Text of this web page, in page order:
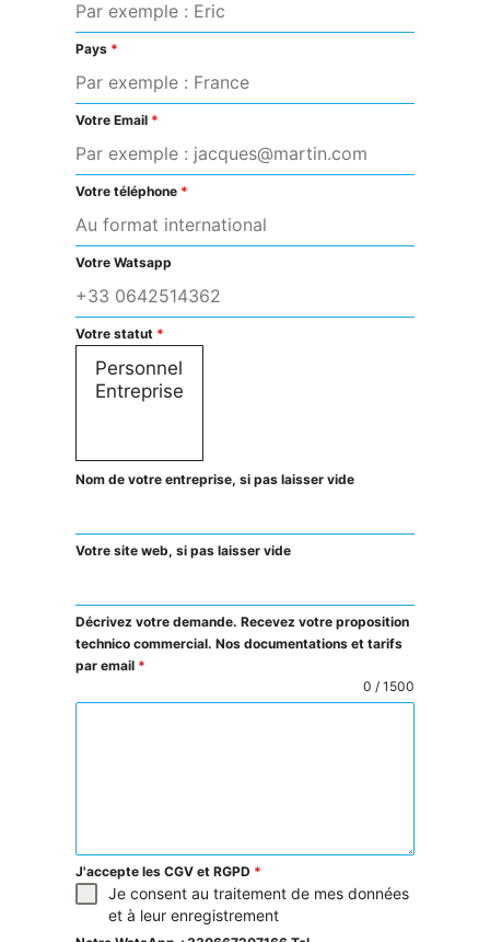
Pays *
Votre Email *
Votre téléphone *
Votre Watsapp
Votre statut *
Nom de votre entreprise, si pas laisser vide
Votre site web, si pas laisser vide
Décrivez votre demande. Recevez votre proposition
technico commercial. Nos documentations et tarifs
par email *
0 / 1500
J'accepte les CGV et RGPD *
Je consent au traitement de mes données
et à leur enregistrement